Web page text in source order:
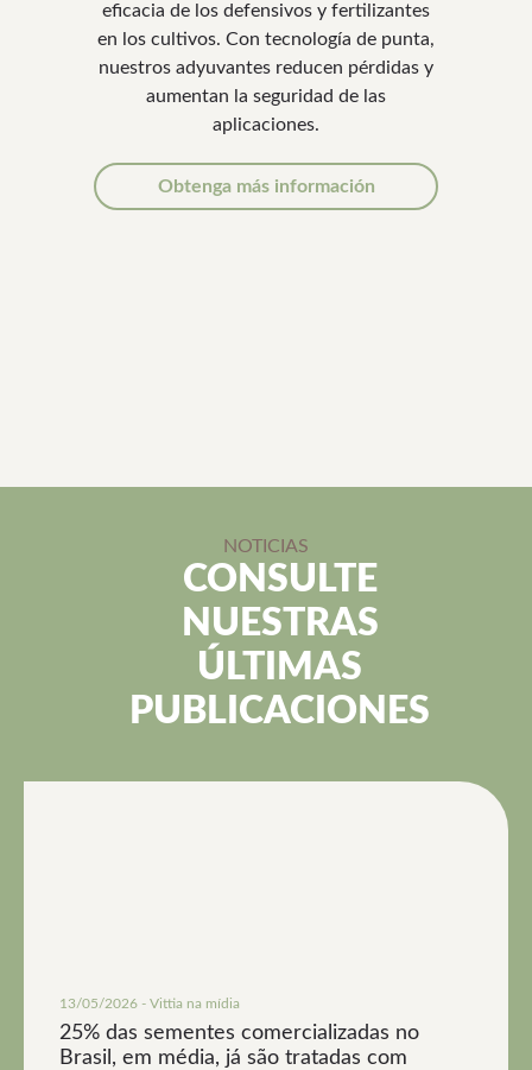
eficacia de los defensivos y fertilizantes
en los cultivos. Con tecnología de punta,
nuestros adyuvantes reducen pérdidas y
aumentan la seguridad de las
aplicaciones.
Obtenga más información
NOTICIAS
CONSULTE
NUESTRAS
ÚLTIMAS
PUBLICACIONES
13/05/2026 - Vittia na mídia
25% das sementes comercializadas no
Brasil, em média, já são tratadas com